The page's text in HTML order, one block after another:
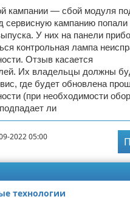
кампании — сбой модуля
сервисную кампанию попали
У них на панели
контрольная лампа
Отзыв касается
Их владельцы должны
где будет обновлена
(при необходимости
ли
2022 05:00
технологии